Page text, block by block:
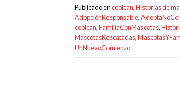
Publicado encoolcan,Historias de
AdopciónResponsable,
coolcan,FamiliaConMascotas,
MascotasRescatadas,
UnNuevoComienzo